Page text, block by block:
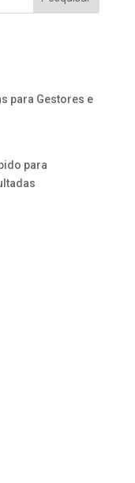
para Gestores e
para